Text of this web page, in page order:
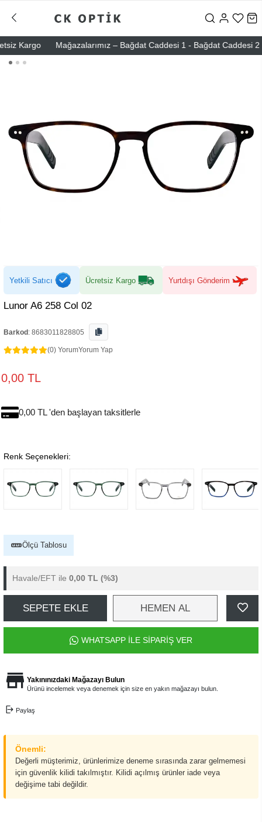
Kargo Mağazalarımız – Bağdat Caddesi 1 - Bağdat Caddesi 2 -
Yetkili Satıcı Ücretsiz Kargo Yurtdışı Gönderim
Lunor A6 258 Col 02
Barkod : 8683011828805
(0) YorumYorum Yap
0,00 TL
0,00 TL 'den başlayan taksitlerle
Renk Seçenekleri:
Ölçü Tablosu
Havale/EFT ile 0,00 TL (%3)
SEPETE EKLE HEMEN AL
WHATSAPP İLE SİPARİŞ VER
Yakınınızdaki Mağazayı Bulun
Ürünü incelemek veya denemek için size en yakın mağazayı bulun.
Paylaş
Önemli:
Değerli müşterimiz, ürünlerimize deneme sırasında zarar gelmemesi
için güvenlik kilidi takılmıştır. Kilidi açılmış ürünler iade veya
değişime tabi değildir.